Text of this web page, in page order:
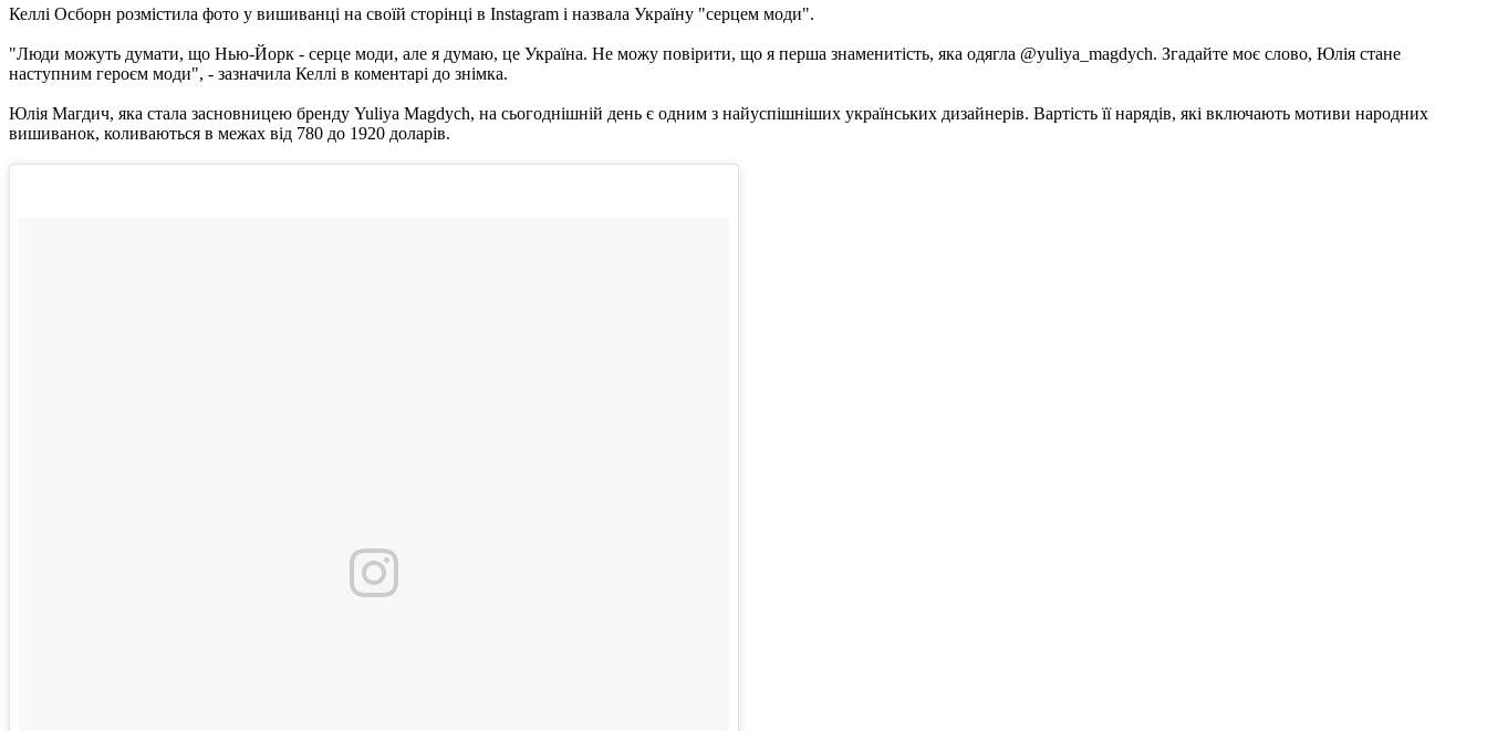
Келлі Осборн розмістила фото у вишиванці на своїй сторінці в Instagram і назвала Україну "серцем моди".
"Люди можуть думати, що Нью-Йорк - серце моди, але я думаю, це Україна. Не можу повірити, що я перша знаменитість, яка одягла @yuliya_magdych. Згадайте моє слово, Юлія стане
наступним героєм моди", - зазначила Келлі в коментарі до знімка.
Юлія Магдич, яка стала засновницею бренду Yuliya Magdych, на сьогоднішній день є одним з найуспішніших українських дизайнерів. Вартість її нарядів, які включають мотиви народних
вишиванок, коливаються в межах від 780 до 1920 доларів.